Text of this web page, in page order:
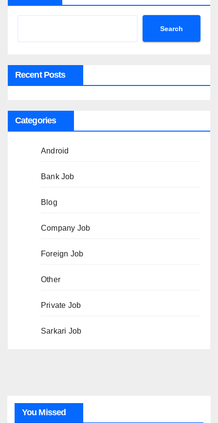
Search
Recent Posts
Categories
Android
Bank Job
Blog
Company Job
Foreign Job
Other
Private Job
Sarkari Job
You Missed